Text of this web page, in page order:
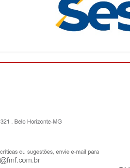
FMF convoca clubes para o
Técnico do Campeonato Mineiro
convocação dos clubes abaixo